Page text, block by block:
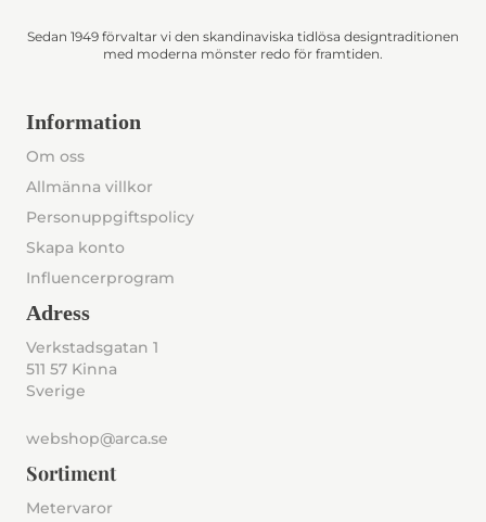
Sedan 1949 förvaltar vi den skandinaviska tidlösa designtraditionen
med moderna mönster redo för framtiden.
Information
Om oss
Allmänna villkor
Personuppgiftspolicy
Skapa konto
Influencerprogram
Adress
Verkstadsgatan 1
511 57 Kinna
Sverige
webshop@arca.se
Sortiment
Metervaror